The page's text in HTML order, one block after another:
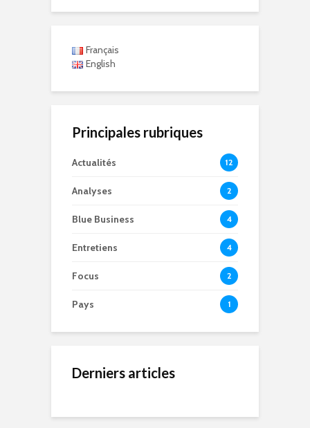
Français
English
Principales rubriques
Actualités 12
Analyses 2
Blue Business 4
Entretiens 4
Focus 2
Pays 1
Derniers articles